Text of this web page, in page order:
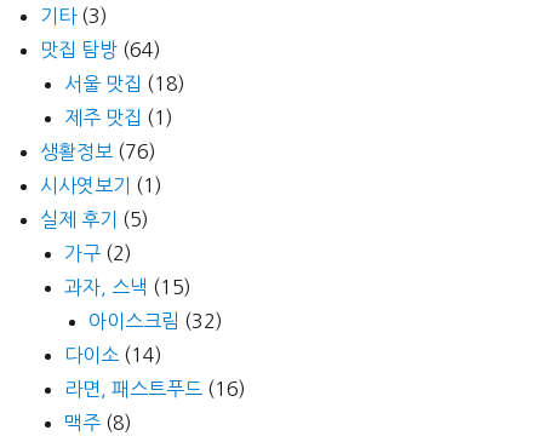
기타(3)
맛집 탐방 (64)
서울 맛집 (18)
제주 맛집 (1)
생활정보 (76)
시사엿보기
(1)
실제 후기
(5)
가구 (2)
과자, 스낵 (15)
아이스크림 (32)
다이소 (14)
라면, 패스트푸드 (16)
맥주 (8)